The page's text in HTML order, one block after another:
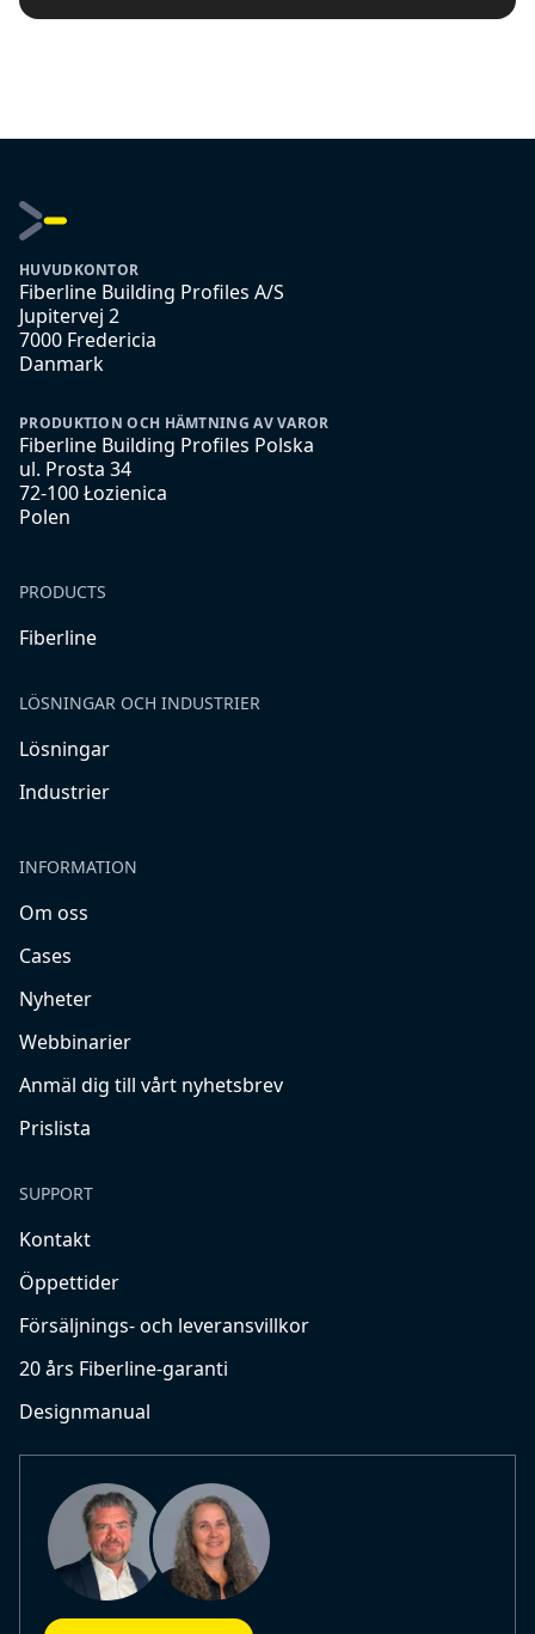
HUVUDKONTOR
Fiberline Building Profiles A/S
Jupitervej 2
7000 Fredericia
Danmark
PRODUKTION OCH HÄMTNING AV VAROR
Fiberline Building Profiles Polska
ul. Prosta 34
72-100 Łozienica
Polen
PRODUCTS
Fiberline
LÖSNINGAR OCH INDUSTRIER
Lösningar
Industrier
INFORMATION
Om oss
Cases
Nyheter
Webbinarier
Anmäl dig till vårt nyhetsbrev
Prislista
SUPPORT
Kontakt
Öppettider
Försäljnings- och leveransvillkor
20 års Fiberline-garanti
Designmanual